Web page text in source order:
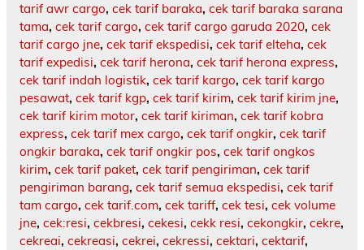
tarif awr cargo, cek tarif baraka, cek tarif baraka sarana
tama, cek tarif cargo, cek tarif cargo garuda 2020, cek
tarif cargo jne, cek tarif ekspedisi, cek tarif elteha, cek
tarif expedisi, cek tarif herona, cek tarif herona express,
cek tarif indah logistik, cek tarif kargo, cek tarif kargo
pesawat, cek tarif kgp, cek tarif kirim, cek tarif kirim jne,
cek tarif kirim motor, cek tarif kiriman, cek tarif kobra
express, cek tarif mex cargo, cek tarif ongkir, cek tarif
ongkir baraka, cek tarif ongkir pos, cek tarif ongkos
kirim, cek tarif paket, cek tarif pengiriman, cek tarif
pengiriman barang, cek tarif semua ekspedisi, cek tarif
tam cargo, cek tarif.com, cek tariff, cek tesi, cek volume
jne, cek:resi, cekbresi, cekesi, cekk resi, cekongkir, cekre,
cekreai, cekreasi, cekrei, cekressi, cektari, cektarif,